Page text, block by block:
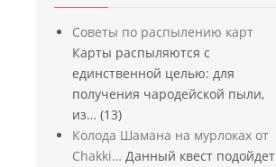
Советы по распылению карт
Карты распыляются с
единственной целью: для
получения чародейской пыли,
из… (13)
Колода Шамана на мурлоках от
Chakki… Данный квест подойдет